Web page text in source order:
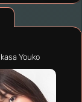
Youko